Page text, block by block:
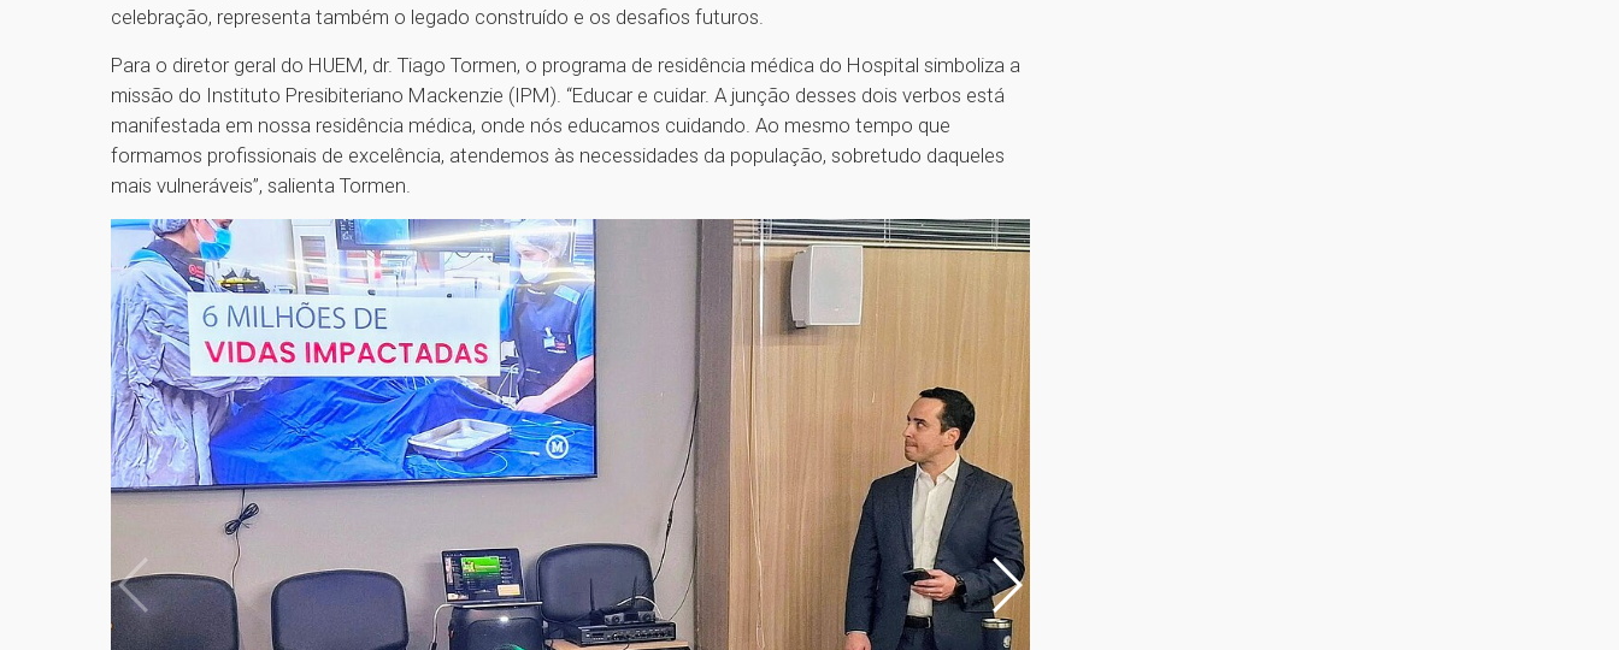
celebração, representa também o legado construído e os desafios futuros.
Para o diretor geral do HUEM, dr. Tiago Tormen, o programa de residência médica do Hospital simboliza a
missão do Instituto Presibiteriano Mackenzie (IPM). “Educar e cuidar. A junção desses dois verbos está
manifestada em nossa residência médica, onde nós educamos cuidando. Ao mesmo tempo que
formamos profissionais de excelência, atendemos às necessidades da população, sobretudo daqueles
mais vulneráveis”, salienta Tormen.